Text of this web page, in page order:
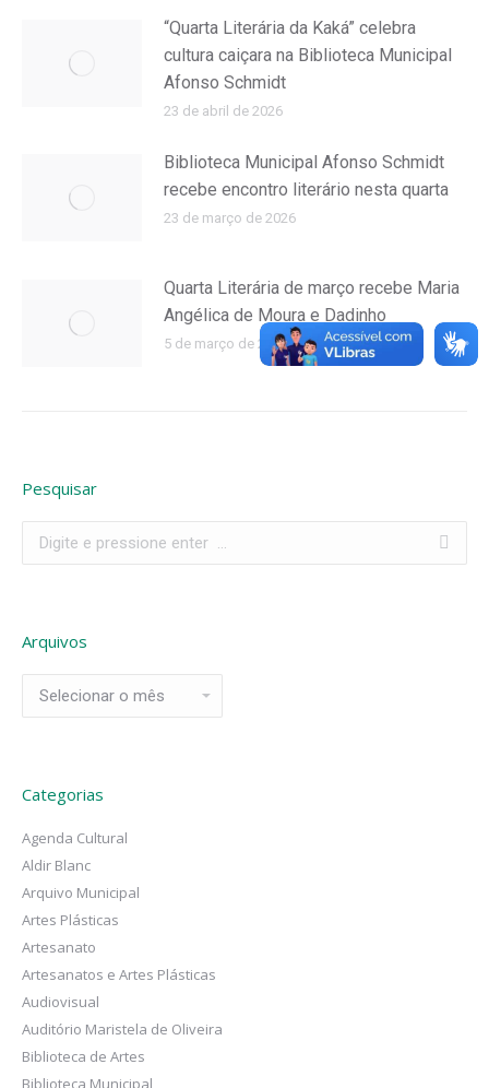
“Quarta Literária da Kaká” celebra
cultura caiçara na Biblioteca Municipal
Afonso Schmidt
23 de abril de 2026
Biblioteca Municipal Afonso Schmidt
recebe encontro literário nesta quarta
23 de março de 2026
Quarta Literária de março recebe Maria
Angélica de Moura e Dadinho
5 de março de 2026
Pesquisar
Arquivos
Categorias
Agenda Cultural
Aldir Blanc
Arquivo Municipal
Artes Plásticas
Artesanato
Artesanatos e Artes Plásticas
Audiovisual
Auditório Maristela de Oliveira
Biblioteca de Artes
Biblioteca Municipal